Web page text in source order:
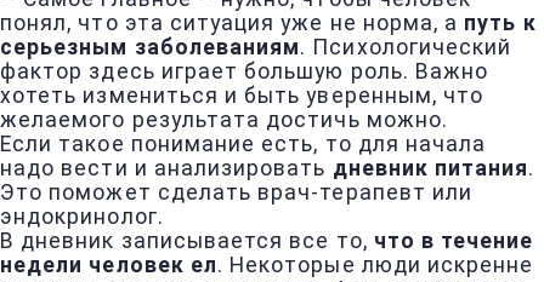
понял, что эта ситуация уже не норма, а путь к
серьезным заболеваниям. Психологический
фактор здесь играет большую роль. Важно
хотеть измениться и быть уверенным, что
желаемого результата достичь можно.
Если такое понимание есть, то для начала
надо вести и анализировать дневник питания.
Это поможет сделать врач-терапевт или
эндокринолог.
В дневник записывается все то, что в течение
недели человек ел. Некоторые люди искренне